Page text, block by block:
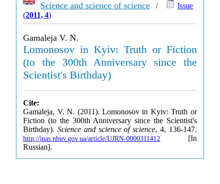
Science and science of science /
Issue
(2011, 4)
Gamaleja V. N.
Lomonosov in Kyiv: Truth or Fiction
(to the 300th Anniversary since the
Scientist's Birthday)
Cite:
Gamaleja, V. N. (2011). Lomonosov in Kyiv: Truth or
Fiction (to the 300th Anniversary since the Scientist's
Birthday).Science and science of science, 4, 136-147.
http://jnas.nbuv.gov.ua/article/UJRN-0000311412 [In
Russian].